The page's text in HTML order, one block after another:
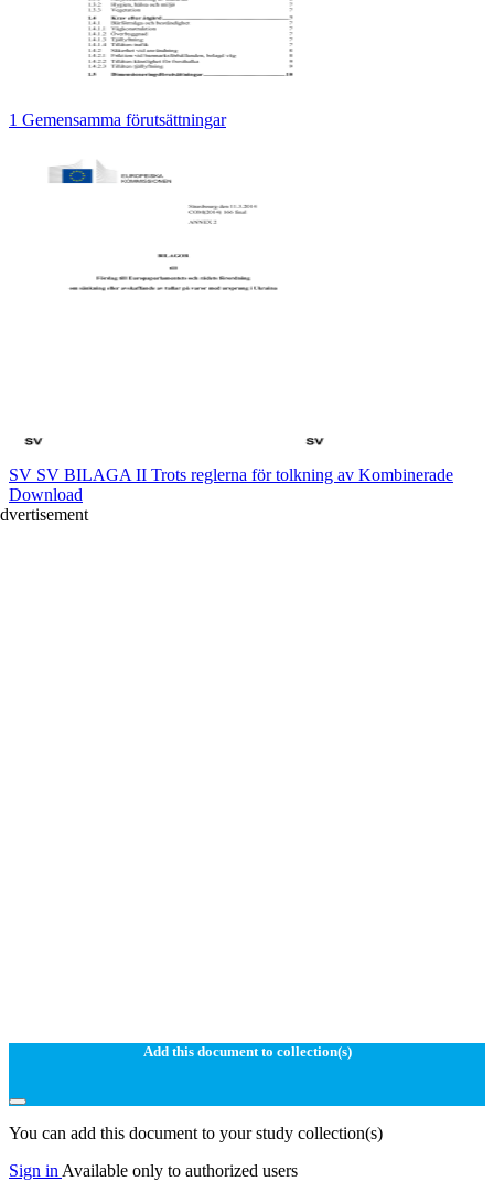
1 Gemensamma förutsättningar
SV SV BILAGA II Trots reglerna för tolkning av Kombinerade
Download
Add this document to collection(s)
You can add this document to your study collection(s)
Sign in Available only to authorized users